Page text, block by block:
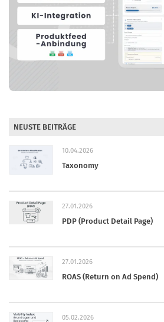
NEUSTE BEITRÄGE
10.04.2026
Taxonomy
27.01.2026
PDP (Product Detail Page)
27.01.2026
ROAS (Return on Ad Spend)
05.02.2026